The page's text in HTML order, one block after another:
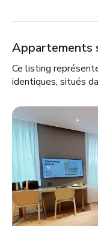
Appartements
Ce listing
identiques, situés